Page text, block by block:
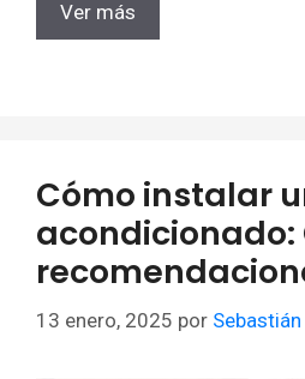
Ver más
Cómo instalar
acondicionado:
13 enero, 2025 por